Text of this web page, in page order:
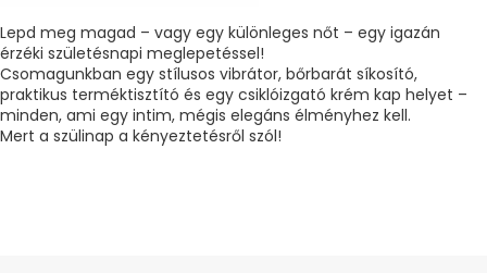
Lepd meg magad – vagy egy különleges nőt – egy igazán
érzéki születésnapi meglepetéssel!
Csomagunkban egy stílusos vibrátor, bőrbarát síkosító,
praktikus terméktisztító és egy csiklóizgató krém kap helyet –
minden, ami egy intim, mégis elegáns élményhez kell.
Mert a szülinap a kényeztetésről szól!